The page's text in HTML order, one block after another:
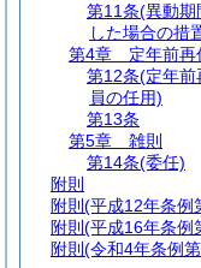
第11条(異動期
した場合の措
第4章
定年前再
第12条(定年前
員の任用)
第13条
第5章
雑則
第14条(委任)
附則
附則 (平成12年条例
附則 (平成16年条例
附則 (令和4年条例